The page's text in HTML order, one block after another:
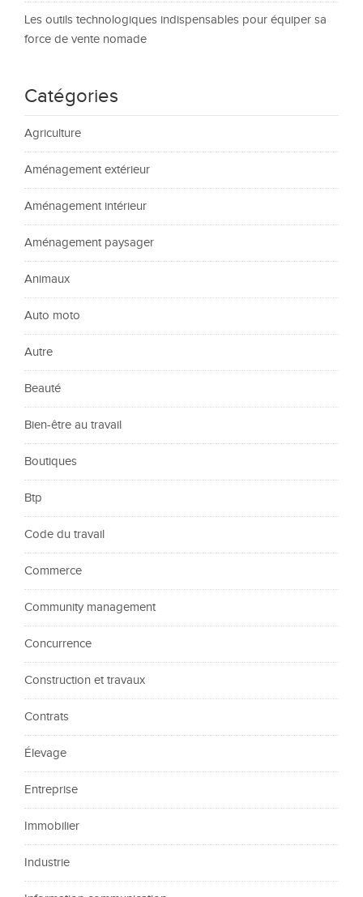
Les outils technologiques indispensables pour équiper sa
force de vente nomade
Catégories
Agriculture
Aménagement extérieur
Aménagement intérieur
Aménagement paysager
Animaux
Auto moto
Autre
Beauté
Bien-être au travail
Boutiques
Btp
Code du travail
Commerce
Community management
Concurrence
Construction et travaux
Contrats
Élevage
Entreprise
Immobilier
Industrie